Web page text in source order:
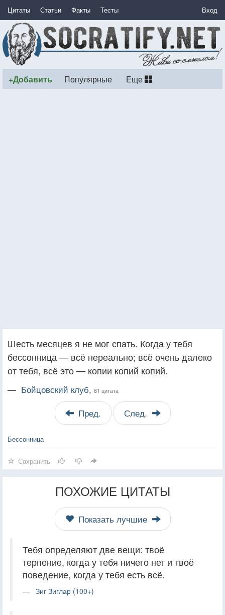
Цитаты Статьи Факты Тесты Вход
+Добавить Популярные Еще
Шесть месяцев я не мог спать. Когда у тебя
бессонница — всё нереально; всё очень далеко
от тебя, всё это — копии копий копий.
— Бойцовский клуб, 81 цитата
Пред. След.
Бессонница
Сохранить
ПОХОЖИЕ ЦИТАТЫ
Показать лучшие
Тебя определяют две вещи: твоё
терпение, когда у тебя ничего нет и твоё
поведение, когда у тебя есть всё.
Зиг Зиглар (100+)